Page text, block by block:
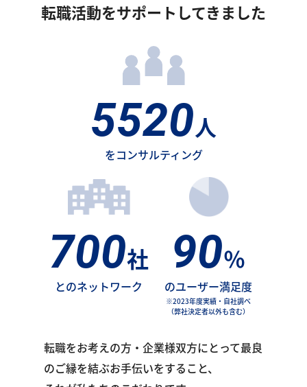
転職活動をサポートしてきました
5520人
をコンサルティング
700社
とのネットワーク
90％
のユーザー満足度
※2023年度実績・自社調べ
（弊社決定者以外も含む）
転職をお考えの方・企業様双方にとって最良
のご縁を結ぶお手伝いをすること、